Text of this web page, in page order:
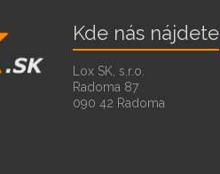
Kde nás nájdete
Lox SK, s.r.o.
Radoma 87
090 42 Radoma